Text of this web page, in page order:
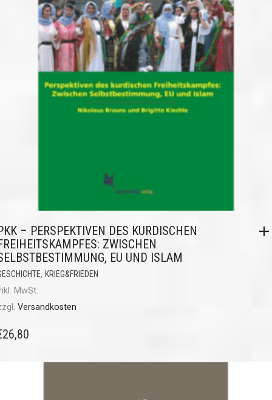
– PERSPEKTIVEN DES KURDISCHEN
ZWISCHEN
EU UND ISLAM
, KRIEG&FRIEDEN
MwSt.
Versandkosten
26,80